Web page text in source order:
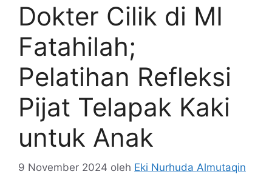
Dokter Cilik di MI
Fatahilah;
Pelatihan Refleksi
Pijat Telapak Kaki
untuk Anak
9 November 2024 oleh Eki Nurhuda Almutaqin